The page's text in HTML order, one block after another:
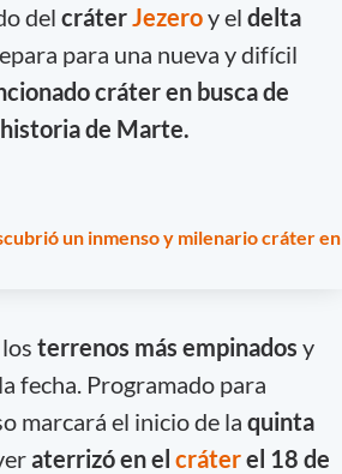
del cráter Jezeroy el delta
para una nueva y difícil
cráter en busca de
de Marte.
un inmenso y milenario cráter en
terrenos más empinados y
fecha. Programado para
marcará el inicio de la quinta
aterrizó en el cráterel 18 de